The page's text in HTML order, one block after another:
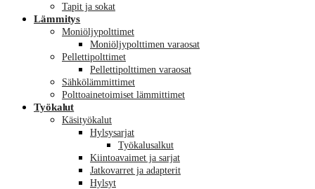
Tapit ja sokat
Lämmitys
Moniöljypolttimet
Moniöljypolttimen varaosat
Pellettipolttimet
Pellettipolttimen varaosat
Sähkölämmittimet
Polttoainetoimiset lämmittimet
Työkalut
Käsityökalut
Hylsysarjat
Työkalusalkut
Kiintoavaimet ja sarjat
Jatkovarret ja adapterit
Hylsyt